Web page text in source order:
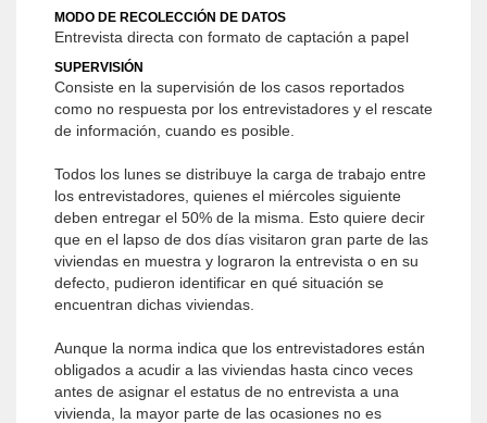
MODO DE RECOLECCIÓN DE DATOS
Entrevista directa con formato de captación a papel
SUPERVISIÓN
Consiste en la supervisión de los casos reportados
como no respuesta por los entrevistadores y el rescate
de información, cuando es posible.
Todos los lunes se distribuye la carga de trabajo entre
los entrevistadores, quienes el miércoles siguiente
deben entregar el 50% de la misma. Esto quiere decir
que en el lapso de dos días visitaron gran parte de las
viviendas en muestra y lograron la entrevista o en su
defecto, pudieron identificar en qué situación se
encuentran dichas viviendas.
Aunque la norma indica que los entrevistadores están
obligados a acudir a las viviendas hasta cinco veces
antes de asignar el estatus de no entrevista a una
vivienda, la mayor parte de las ocasiones no es